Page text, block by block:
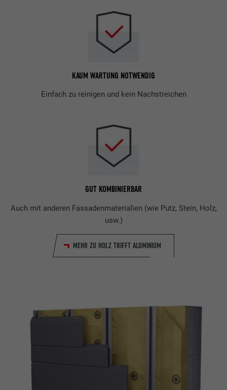
KAUM WARTUNG NOTWENDIG
Einfach zu reinigen und kein Nachstreichen
GUT KOMBINIERBAR
Auch mit anderen Fassadenmaterialien (wie Putz, Stein, Holz,
usw.)
MEHR ZU HOLZ TRIFFT ALUMINIUM